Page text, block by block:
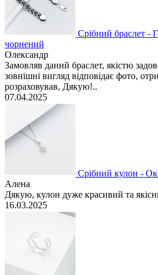
Срібний браслет -
чорнений
Олександр
Замовляв даний браслет, якістю
зовнішні вигляд відповідає фото,
розраховував, Дякую!..
07.04.2025
Срібний кулон -
Алена
Дякую, кулон дуже красивий та
16.03.2025